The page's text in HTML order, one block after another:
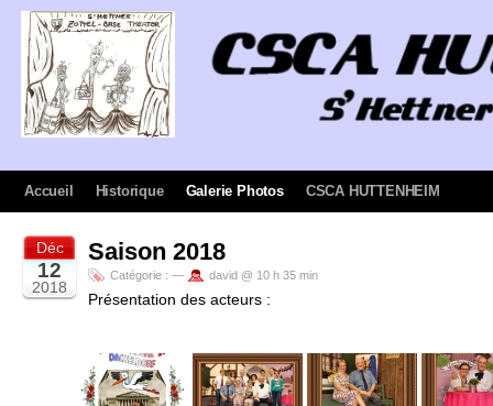
Accueil Historique Galerie Photos CSCA HUTTENHEIM
Déc
12
2018
Saison 2018
Catégorie : — david @ 10 h 35 min
Présentation des acteurs :